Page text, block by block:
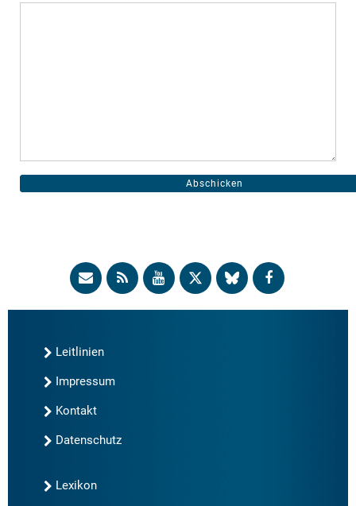
Leitlinien
Impressum
Kontakt
Datenschutz
Lexikon